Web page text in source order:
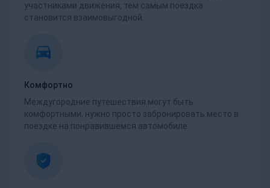
участниками движения, тем самым поездка
становится взаимовыгодной.
Комфортно
Междугородние путешествия могут быть
комфортными, нужно просто забронировать место в
поездке на понравившемся автомобиле.